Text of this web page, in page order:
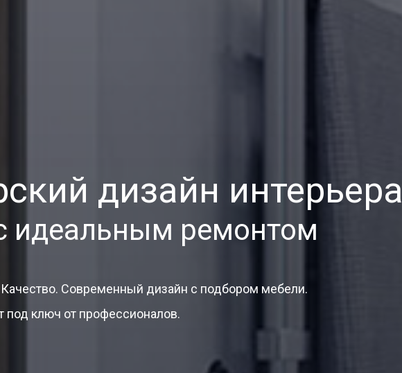
дизайн интерьера
идеальным ремонтом
Современный дизайн с подбором мебели.
под ключ от профессионалов.